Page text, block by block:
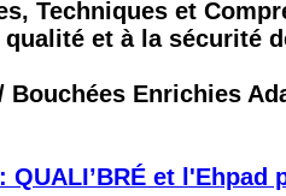
Techniques et
et à la sécurité
Enrichies
et l'Ehpad